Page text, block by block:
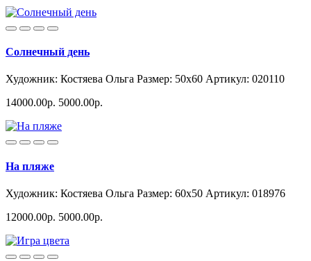
Солнечный день
Художник: Костяева Ольга Размер: 50x60 Артикул: 020110
14000.00р. 5000.00р.
На пляже
Художник: Костяева Ольга Размер: 60x50 Артикул: 018976
12000.00р. 5000.00р.